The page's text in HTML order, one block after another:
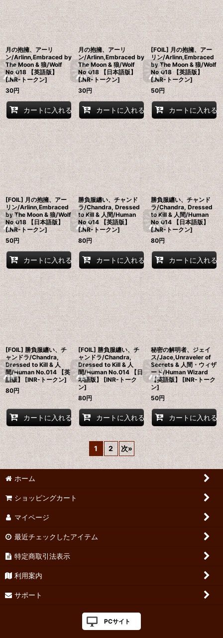
月の抱擁、アーリ
ン/Arlinn,Embraced by
The Moon & 狼/Wolf
No.018 【英語版】
[INR-トークン]
30円
カートに入れる
月の抱擁、アーリ
ン/Arlinn,Embraced by
The Moon & 狼/Wolf
No.018 【日本語版】
[INR-トークン]
30円
カートに入れる
[FOIL] 月の抱擁、アー
リン/Arlinn,Embraced
by The Moon & 狼/Wolf
No.018 【英語版】
[INR-トークン]
50円
カートに入れる
[FOIL] 月の抱擁、アー
リン/Arlinn,Embraced
by The Moon & 狼/Wolf
No.018 【日本語版】
[INR-トークン]
50円
カートに入れる
勝負服纏い、チャンド
ラ/Chandra, Dressed
to Kill & 人間/Human
No.014 【英語版】
[INR-トークン]
80円
カートに入れる
勝負服纏い、チャンド
ラ/Chandra, Dressed
to Kill & 人間/Human
No.014 【日本語版】
[INR-トークン]
80円
カートに入れる
[FOIL] 勝負服纏い、チ
ャンドラ/Chandra,
Dressed to Kill & 人
間/Human No.014 【英
語版】 [INR-トークン]
80円
カートに入れる
[FOIL] 勝負服纏い、チ
ャンドラ/Chandra,
Dressed to Kill & 人
間/Human No.014 【日
本語版】 [INR-トーク
ン]
80円
カートに入れる
秘密の解明者、ジェイ
ス/Jace,Unraveler of
Secrets & 人間・ウィザ
ード/Human Wizard
【英語版】 [INR-トーク
ン]
50円
カートに入れる
1 2 次»
ホーム
ショッピングカート
マイページ
最近チェックしたアイテム
特定商取引法表示
利用案内
サポート
PCサイト